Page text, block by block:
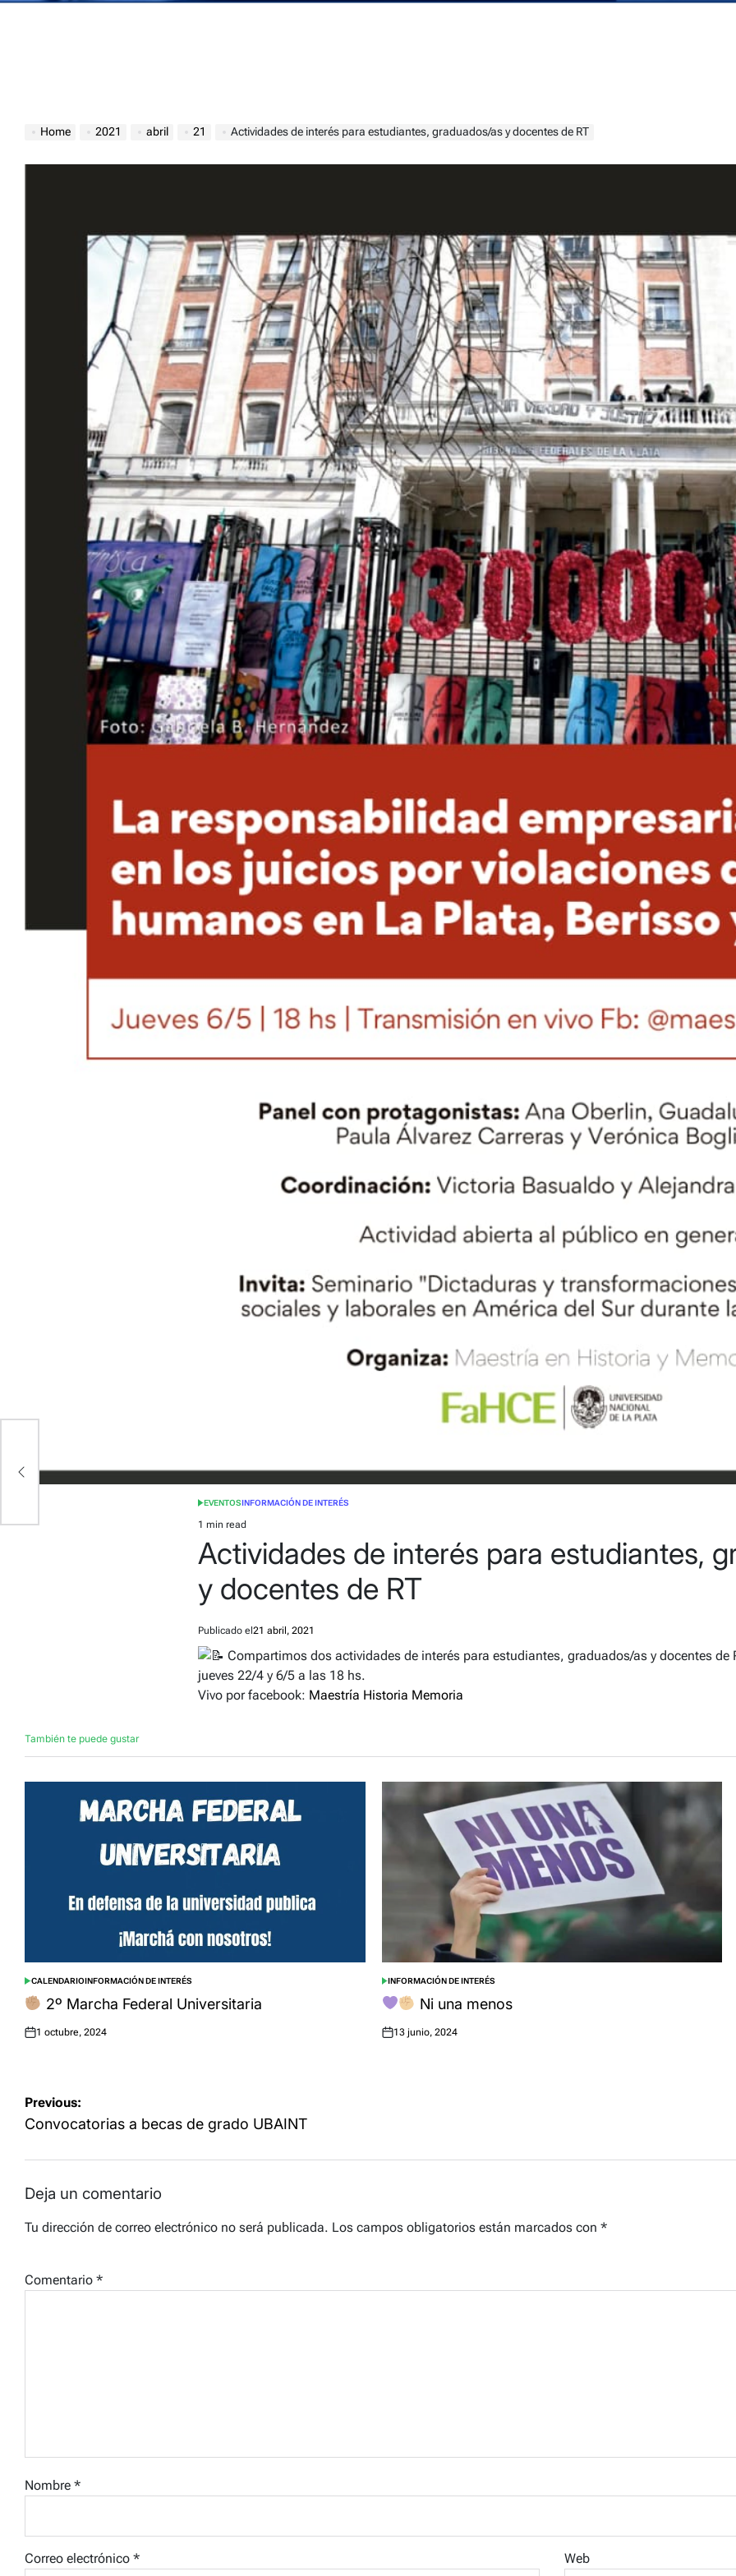
Home 2021 abril 21 Actividades de interés para estudiantes, graduados/as y docentes de RT
POSTED
IN
EVENTOSINFORMACIÓN DE INTERÉS
Estimated
read
time
1 min read
Actividades de interés para estudiantes,
y docentes de RT
Publicado el21 abril, 2021
Compartimos dos actividades de interés para estudiantes, graduados/as y docentes de
jueves 22/4 y 6/5 a las 18 hs.
Vivo por facebook: Maestría Historia Memoria
También te puede gustar
POSTED
IN
CALENDARIOINFORMACIÓN DE INTERÉS
2º Marcha Federal Universitaria
Posted
1 octubre, 2024
POSTED
IN
INFORMACIÓN DE INTERÉS
Ni una menos
Posted
13 junio, 2024
Navegación
de
Previous:
Convocatorias a becas de grado UBAINT
Deja un comentario
Tu dirección de correo electrónico no será publicada. Los campos obligatorios están marcados con *
Comentario *
Nombre *
Correo electrónico * Web